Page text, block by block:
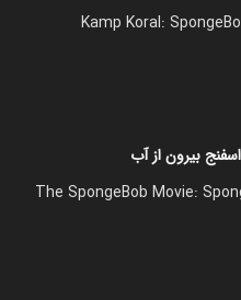
Kamp Koral:
بیرون از آب
The SpongeBob Movie: